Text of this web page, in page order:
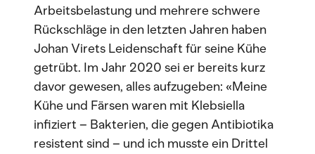
Arbeitsbelastung und mehrere schwere
Rückschläge in den letzten Jahren haben
Johan Virets Leidenschaft für seine Kühe
getrübt. Im Jahr 2020 sei er bereits kurz
davor gewesen, alles aufzugeben: «Meine
Kühe und Färsen waren mit Klebsiella
infiziert – Bakterien, die gegen Antibiotika
resistent sind – und ich musste ein Drittel